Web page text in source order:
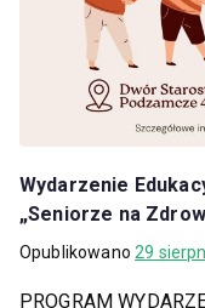
Wydarzenie
„Seniorze na
Opublikowano29
PROGRAM